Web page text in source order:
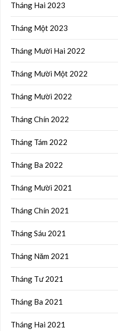
Tháng Hai 2023
Tháng Một 2023
Tháng Mười Hai 2022
Tháng Mười Một 2022
Tháng Mười 2022
Tháng Chín 2022
Tháng Tám 2022
Tháng Ba 2022
Tháng Mười 2021
Tháng Chín 2021
Tháng Sáu 2021
Tháng Năm 2021
Tháng Tư 2021
Tháng Ba 2021
Tháng Hai 2021